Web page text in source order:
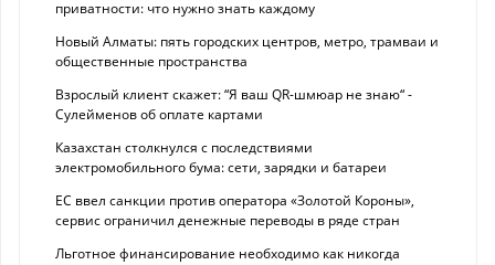
приватности: что нужно знать каждому
Новый Алматы: пять городских центров, метро, трамваи и
общественные пространства
Взрослый клиент скажет: “Я ваш QR-шмюар не знаю“ -
Сулейменов об оплате картами
Казахстан столкнулся с последствиями
электромобильного бума: сети, зарядки и батареи
ЕС ввел санкции против оператора «Золотой Короны»,
сервис ограничил денежные переводы в ряде стран
Льготное финансирование необходимо как никогда